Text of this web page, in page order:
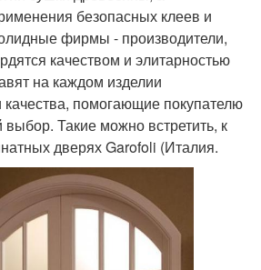
безопасных клеев и
фирмы - производители,
качеством и элитарностью
на каждом изделии
помогающие покупателю
Такие можно встретить, к
дверях Garofoli (Италия.